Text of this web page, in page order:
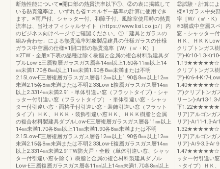
断熱性能について■開口部の熱貫流率以下①、②の表に掲載して
いる熱貫流率は、いずれも省エネルギー基準の計算に使用でき
ます。※雨戸付、シャッター付、和障子付、風除室使用時の熱貫
流率は、当社オフィシャルサイト（https://www.lixil.co.jp/）内
のビジネス向けページでご確認ください。①「建具とガラスの
組み合わせ」による熱貫流率対象製品建具の仕様ガラスの仕様
ガラス中空層の仕様※1開口部の熱貫流率［W/（㎡・K）］
※2TW・全般※下表の品種は除く樹脂と金属の複合材料製建具ダ
ブルLow-E三層複層ガラスガス層各14㎜以上1.60各11㎜以上14
㎜未満1.70各8㎜以上11㎜未満1.90各8㎜未満または不明
2.15Low-E三層複層ガラスガス層各12㎜以上1.90各8㎜以上12㎜
未満2.15各8㎜未満または不明2.33Low-E複層ガラスガス層14㎜
以上2.3314㎜未満2.91・単体引違い窓（フラットタイプ)・シャ
ッター付引違い窓（フラットタイプ）・単体引違い窓・シャッ
ター付引違い窓・面格子付引違い窓・装飾引違い窓（フラット
タイプ）ＨＫ、ＨＫＫ・装飾引違い窓ＨＫ、ＨＫＫ樹脂と金属
の複合材料製建具ダブルLow-E三層複層ガラスガス層各11㎜以上
14㎜未満1.70各8㎜以上11㎜未満1.90各8㎜未満または不明
2.15Low-E三層複層ガラスガス層各12㎜以上1.90各8㎜以上12㎜
未満2.15各8㎜未満または不明2.33Low-E複層ガラスガス層14㎜
以上2.3314㎜未満2.91TW防火戸・全般（単体引違い窓、シャッ
ター付引違い窓を除く）樹脂と金属の複合材料製建具ダブル
Low-E三層複層ガラスガス層各11㎜以上14㎜未満1.70各8㎜以上
②試験・計算によ
様※1ガラス中央
率［W/（㎡・K
※3構成中空層ス
窓・シャッター
ＨＫ、ＨＫＫ
クリプトンガ
ア)-Kr10-1.3-
クリプトンガ
ア)-Kr6-4-Kr7-
ア)クリプトン
リーン)-Ar13-
下
リア)アルゴン
リア)-Ar11-1.3-
リア)アルゴン
リア)-Ar9-3.3-Ar
ッター付引違い
トタイプ）ＨＫ